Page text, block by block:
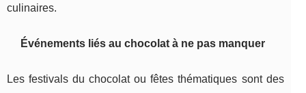
culinaires.
Événements liés au chocolat à ne pas manquer
Les festivals du chocolat ou fêtes thématiques sont des